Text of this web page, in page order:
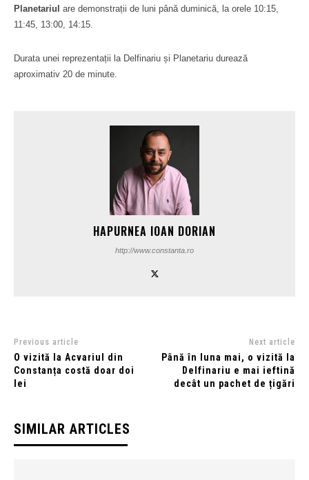
Planetariul are demonstrații de luni până duminică, la orele 10:15,
11:45, 13:00, 14:15.
Durata unei reprezentații la Delfinariu și Planetariu durează
aproximativ 20 de minute.
HAPURNEA IOAN DORIAN
http://www.constanta.ro
Previous article
O vizită la Acvariul din
Constanța costă doar doi
lei
Next article
Până în luna mai, o vizită la
Delfinariu e mai ieftină
decât un pachet de țigări
SIMILAR ARTICLES